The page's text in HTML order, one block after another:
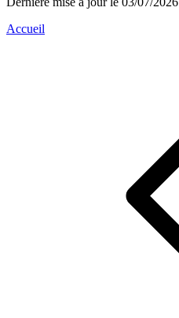
Accueil